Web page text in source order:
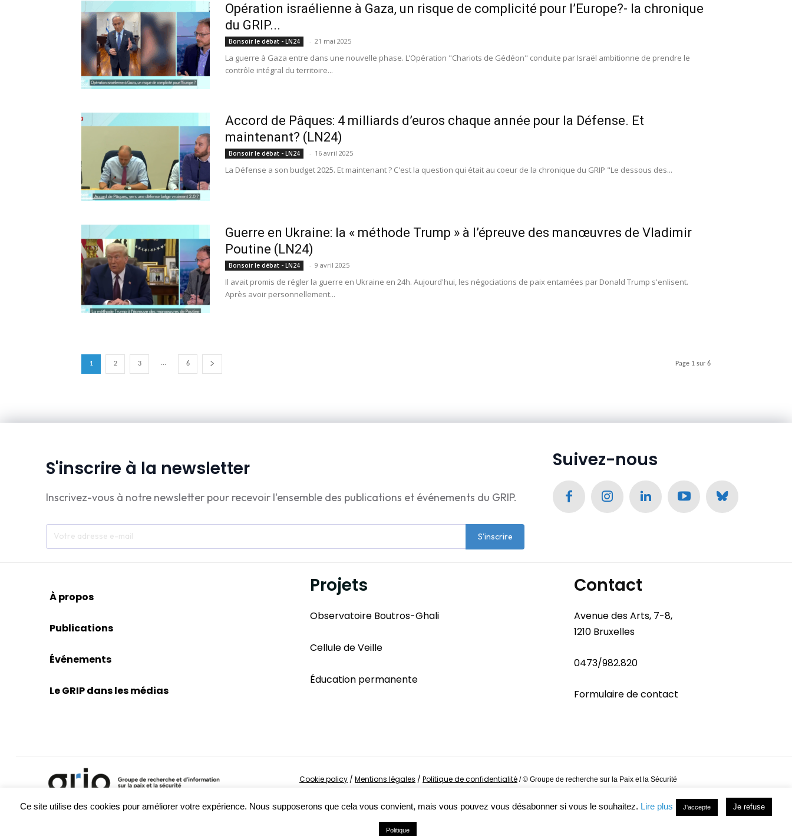
Opération israélienne à Gaza, un risque de complicité pour l’Europe?- la chronique
du GRIP...
Bonsoir le débat - LN24 - 21 mai 2025
La guerre à Gaza entre dans une nouvelle phase. L’Opération "Chariots de Gédéon" conduite par Israël ambitionne de prendre le
contrôle intégral du territoire...
Accord de Pâques: 4 milliards d’euros chaque année pour la Défense. Et
maintenant? (LN24)
Bonsoir le débat - LN24 - 16 avril 2025
La Défense a son budget 2025. Et maintenant ? C'est la question qui était au coeur de la chronique du GRIP "Le dessous des...
Guerre en Ukraine: la « méthode Trump » à l’épreuve des manœuvres de Vladimir
Poutine (LN24)
Bonsoir le débat - LN24 - 9 avril 2025
Il avait promis de régler la guerre en Ukraine en 24h. Aujourd'hui, les négociations de paix entamées par Donald Trump s'enlisent.
Après avoir personnellement...
1 2 3 ... 6 Page 1 sur 6
S'inscrire à la newsletter
Inscrivez-vous à notre newsletter pour recevoir l'ensemble des publications et événements du GRIP.
S'inscrire
Suivez-nous
À propos
Publications
Événements
Le GRIP dans les médias
Projets
Observatoire Boutros-Ghali
Cellule de Veille
Éducation permanente
Contact
Avenue des Arts, 7-8,
1210 Bruxelles
0473/982.820
Formulaire de contact
Cookie policy / Mentions légales / Politique de confidentialité /© Groupe de recherche sur la Paix et la Sécurité
Ce site utilise des cookies pour améliorer votre expérience. Nous supposerons que cela vous convient, mais vous pouvez vous désabonner si vous le souhaitez. Lire plus J'accepte Je refuse
Politique